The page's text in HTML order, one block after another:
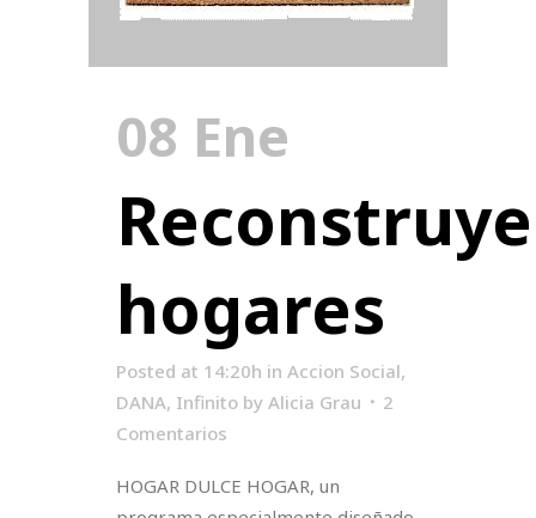
08 Ene
hogares
Posted at 14:20h in Accion Social,
DANA, Infinito by Alicia Grau
2
Comentarios
HOGAR DULCE HOGAR, un